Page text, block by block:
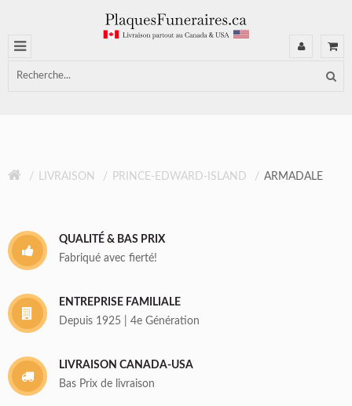
LIVRAISON PRINCE-EDWARD-ISLAND ARMADALE
QUALITÉ & BAS PRIX
Fabriqué avec fierté!
ENTREPRISE FAMILIALE
Depuis 1925 | 4e Génération
LIVRAISON CANADA-USA
Bas Prix de livraison